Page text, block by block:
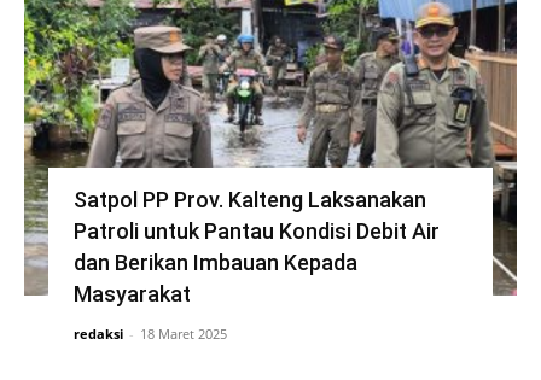
Satpol PP Prov. Kalteng Laksanakan
Patroli untuk Pantau Kondisi Debit Air
dan Berikan Imbauan Kepada
Masyarakat
redaksi - 18 Maret 2025